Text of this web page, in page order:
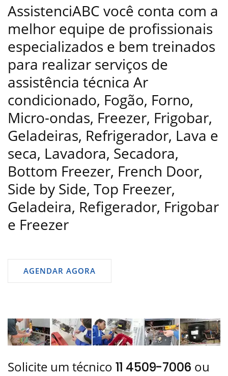
AssistenciABC você conta com a
melhor equipe de profissionais
especializados e bem treinados
para realizar serviços de
assistência técnica Ar
condicionado, Fogão, Forno,
Micro-ondas, Freezer, Frigobar,
Geladeiras, Refrigerador, Lava e
seca, Lavadora, Secadora,
Bottom Freezer, French Door,
Side by Side, Top Freezer,
Geladeira, Refigerador, Frigobar
e Freezer
AGENDAR AGORA
Solicite um técnico 11 4509-7006 ou